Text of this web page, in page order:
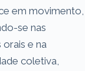
em movimento,
se nas
orais e na
coletiva,